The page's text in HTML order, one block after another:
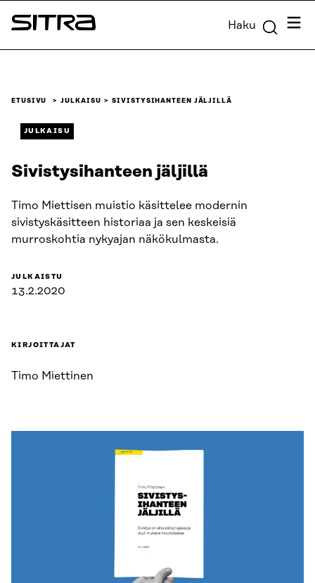
Siirry
suoraan
Sitra Haku
ETUSIVU JULKAISU SIVISTYSIHANTEEN JÄLJILLÄ
JULKAISU
Sivistysihanteen jäljillä
Timo Miettisen muistio käsittelee modernin
sivistyskäsitteen historiaa ja sen keskeisiä
murroskohtia nykyajan näkökulmasta.
JULKAISTU
13.2.2020
KIRJOITTAJAT
Timo Miettinen